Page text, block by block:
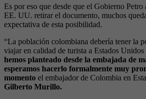
Es por eso que desde que el Gobierno
EE. UU. retirar el documento, muchos
expectativa de esta posibilidad.
“La población colombiana debería tener la
viajar en calidad de turista a Estados Unidos
hemos planteado desde la embajada de
esperamos hacerlo formalmente muy
momento el embajador de Colombia en
Gilberto Murillo.